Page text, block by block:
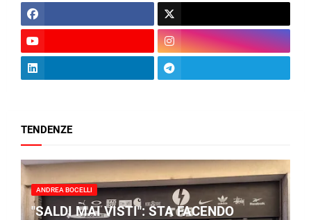
TENDENZE
ANDREA BOCELLI
"SALDI MAI VISTI": STA FACENDO